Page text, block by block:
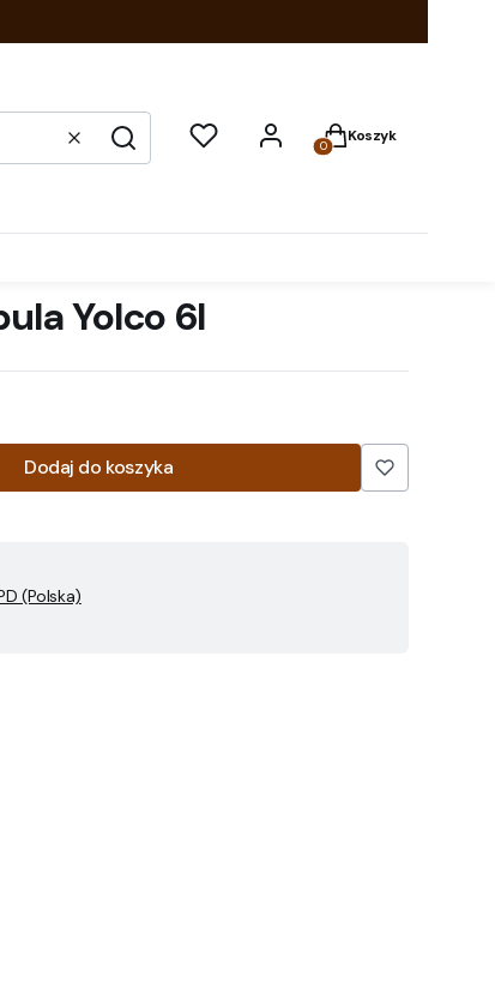
WyczyśćSzukaj
Produkty w
Koszyk
Yolco 6l
Dodaj do koszyka
(Polska)